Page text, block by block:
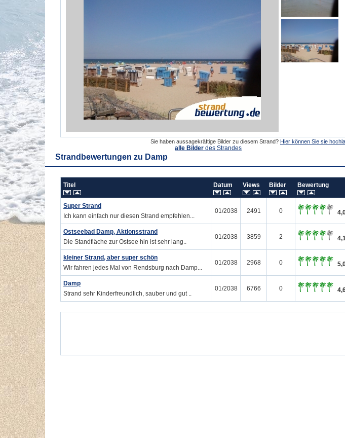
Sie haben aussagekräftige Bilder zu diesem Strand? Hier können Sie sie
alle Bilder des Strandes
Strandbewertungen zu Damp
Titel Datum Views Bilder Bewertung
Super Strand
Ich kann einfach nur diesen Strand empfehlen...
01/2038 2491 0
Ostseebad Damp, Aktionsstrand
Die Standfläche zur Ostsee hin ist sehr lang..
01/2038 3859 2
kleiner Strand, aber super schön
Wir fahren jedes Mal von Rendsburg nach Damp...
01/2038 2968 0
Damp
Strand sehr Kinderfreundlich, sauber und gut ..
01/2038 6766 0